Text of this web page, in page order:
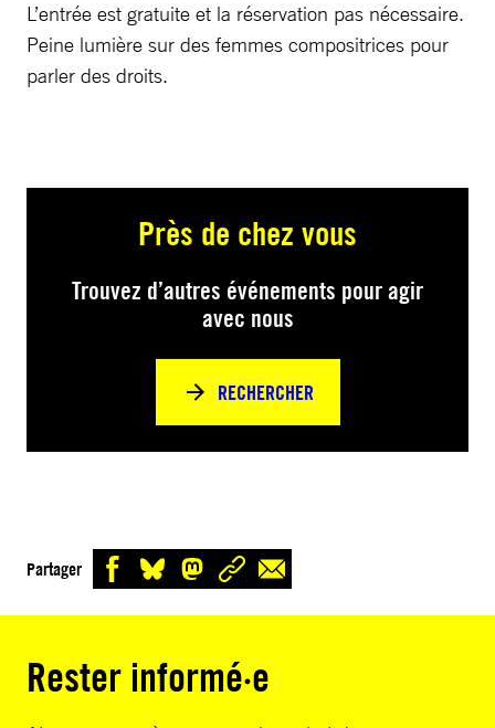
L’entrée est gratuite et la réservation pas nécessaire.
Peine lumière sur des femmes compositrices pour
parler des droits.
Près de chez vous
Trouvez d’autres événements pour agir
avec nous
RECHERCHER
Partager
Rester informé·e